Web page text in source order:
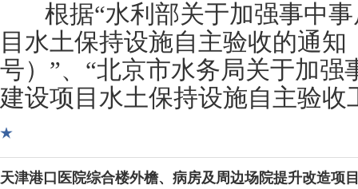
用地项目水土保持设施验收材料公示
根据“水利部关于加强事中事
目水土保持设施自主验收的通知
号）”、“北京市水务局关于加强
建设项目水土保持设施自主验收
天津港口医院综合楼外檐、病房及周边场院提升改造项